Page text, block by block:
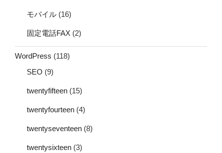
モバイル (16)
固定電話FAX (2)
WordPress (118)
SEO (9)
twentyfifteen (15)
twentyfourteen (4)
twentyseventeen (8)
twentysixteen (3)